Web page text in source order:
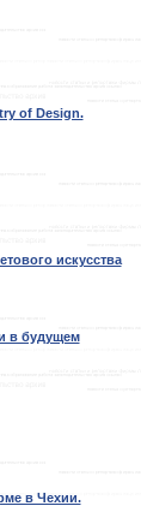
of Design.
искусства
в будущем
в Чехии.